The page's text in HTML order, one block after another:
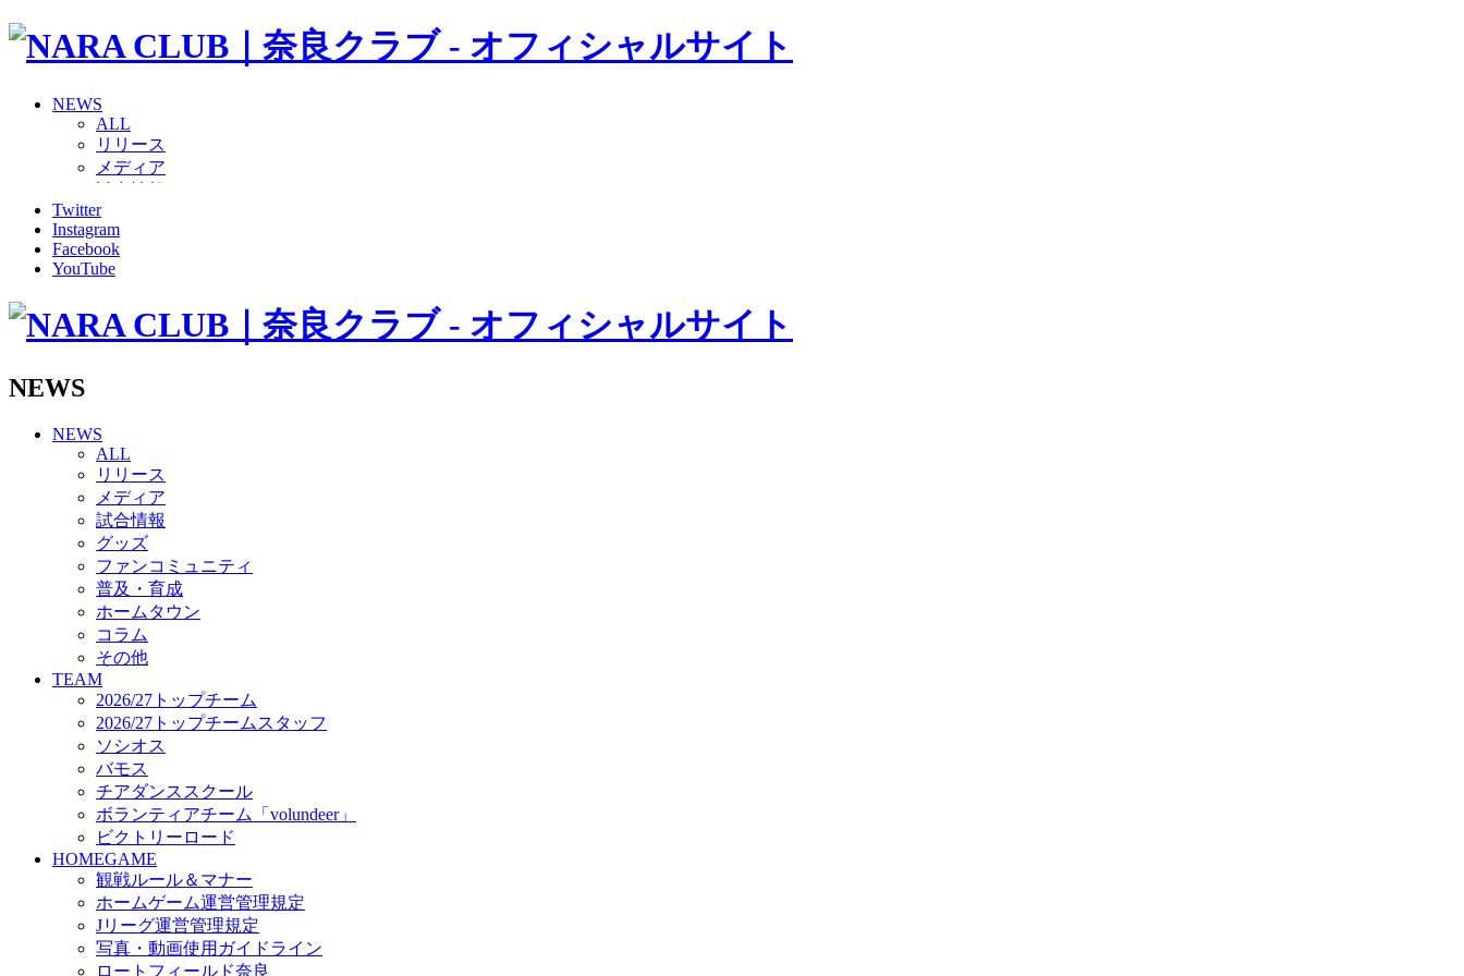
NEWS
ALL
リリース
メディア
グッズ
ファンコミュニティ
普及・育成
ホームタウン
その他
バモス
チアダンススクール
ボランティアチーム「volundeer」
ビクトリーロード
HOMEGAME
観戦ルール＆マナー
ホームゲーム運営管理規定
Jリーグ運営管理規定
写真・動画使用ガイドライン
ロートフィールド奈良
SCHEDULE
2026/27
練習見学時のファンサービスについて
TICKET
奈良クラブ明治安田J3リーグ2026/27シーズン試合観戦チケット
奈良クラブ明治安田Ｊ3リーグ 2026/27シーズン「鹿パス」
観戦ルール＆マナー
FANCOMMUNITY
2026/27ファンコミュニティ
サポートショップ
GOODS
オフィシャルストア（実店舗）
オンラインストア
ACADEMY
アカデミーについて
Twitter
Instagram
Facebook
YouTube
NEWS
NEWS
ALL
リリース
メディア
試合情報
グッズ
ファンコミュニティ
普及・育成
ホームタウン
コラム
その他
TEAM
2026/27トップチーム
2026/27トップチームスタッフ
ソシオス
バモス
チアダンススクール
ボランティアチーム「volundeer」
ビクトリーロード
HOMEGAME
観戦ルール＆マナー
ホームゲーム運営管理規定
Jリーグ運営管理規定
写真・動画使用ガイドライン
ロートフィールド奈良